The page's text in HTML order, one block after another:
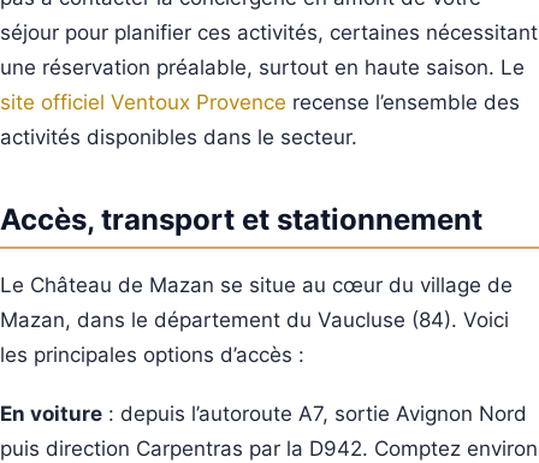
séjour pour planifier ces activités, certaines nécessitant
une réservation préalable, surtout en haute saison. Le
site officiel Ventoux Provence recense l’ensemble des
activités disponibles dans le secteur.
Accès, transport et stationnement
Le Château de Mazan se situe au cœur du village de
Mazan, dans le département du Vaucluse (84). Voici
les principales options d’accès :
En voiture : depuis l’autoroute A7, sortie Avignon Nord
puis direction Carpentras par la D942. Comptez environ